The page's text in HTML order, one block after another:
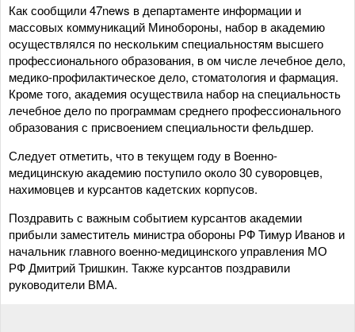
Как сообщили 47news в департаменте информации и
массовых коммуникаций Минобороны, набор в академию
осуществлялся по нескольким специальностям высшего
профессионального образования, в ом числе лечебное дело,
медико-профилактическое дело, стоматология и фармация.
Кроме того, академия осуществила набор на специальность
лечебное дело по программам среднего профессионального
образования с присвоением специальности фельдшер.
Следует отметить, что в текущем году в Военно-
медицинскую академию поступило около 30 суворовцев,
нахимовцев и курсантов кадетских корпусов.
Поздравить с важным событием курсантов академии
прибыли заместитель министра обороны РФ Тимур Иванов и
начальник главного военно-медицинского управления МО
РФ Дмитрий Тришкин. Также курсантов поздравили
руководители ВМА.